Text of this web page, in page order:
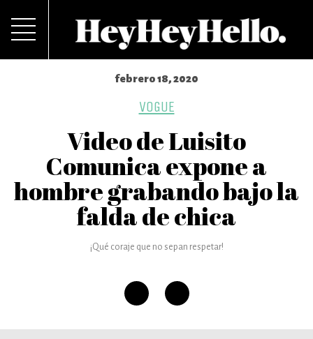
febrero 18, 2020
VOGUE
Video de Luisito
Comunica expone a
hombre grabando bajo la
falda de chica
¡Qué coraje que no sepan respetar!